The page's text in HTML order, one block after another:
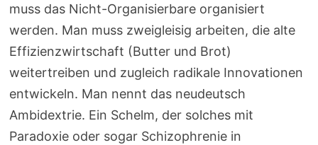
muss das Nicht-Organisierbare organisiert
werden. Man muss zweigleisig arbeiten, die alte
Effizienzwirtschaft (Butter und Brot)
weitertreiben und zugleich radikale Innovationen
entwickeln. Man nennt das neudeutsch
Ambidextrie. Ein Schelm, der solches mit
Paradoxie oder sogar Schizophrenie in